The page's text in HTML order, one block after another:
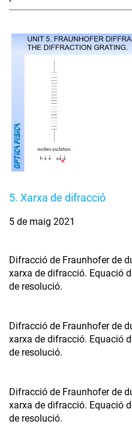
5. Xarxa de difracció
5 de maig 2021
Difracció de Fraunhofer de
xarxa de difracció. Equació
de resolució.
Difracció de Fraunhofer de
xarxa de difracció. Equació
de resolució.
Difracció de Fraunhofer de
xarxa de difracció. Equació
de resolució.